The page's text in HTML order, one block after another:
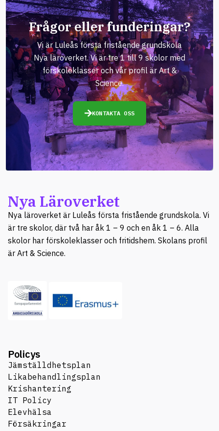
Frågor eller funderingar?
Vi är Luleås första fristående grundskola
Nya läroverket. Vi är tre 1 till 9 skolor med
förskoleklasser och vår profil är Art &
Science.
KONTAKTA OSS
Nya Läroverket
Nya läroverket är Luleås första fristående grundskola. Vi
är tre skolor, där två har åk 1 – 9 och en åk 1 – 6. Alla
skolor har förskoleklasser och fritidshem. Skolans profil
är Art & Science.
Policys
Jämställdhetsplan
Likabehandlingsplan
Krishantering
IT Policy
Elevhälsa
Försäkringar